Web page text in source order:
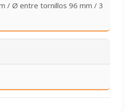
/ Ø entre tornillos 96 mm / 3